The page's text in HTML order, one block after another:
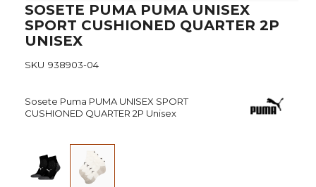
Skip
to
the
beginning
the
SOSETE PUMA PUMA UNISEX
SPORT CUSHIONED QUARTER 2P
UNISEX
SKU 938903-04
Sosete Puma PUMA UNISEX SPORT
CUSHIONED QUARTER 2P Unisex